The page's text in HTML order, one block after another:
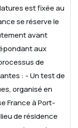
est fixée au
se réserve le
avant
aux
de
: - Un test de
organisé en
France à Port-
de résidence